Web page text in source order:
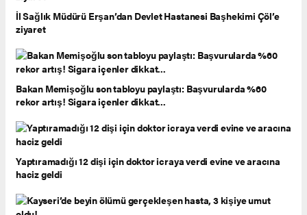
İl Sağlık Müdürü Erşan’dan Devlet Hastanesi Başhekimi Çöl’e
ziyaret
Bakan Memişoğlu son tabloyu paylaştı: Başvurularda %60
rekor artış! Sigara içenler dikkat...
Yaptıramadığı 12 dişi için doktor icraya verdi evine ve aracına
haciz geldi